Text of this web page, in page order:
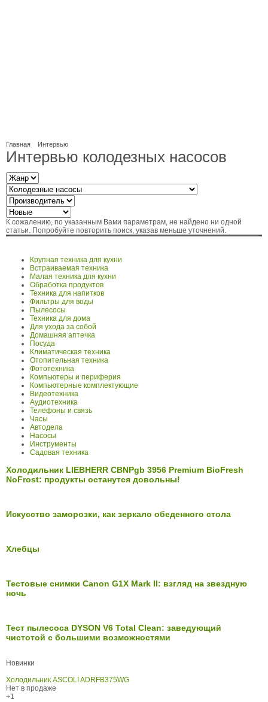
Главная Интервью
Интервью колодезных насосов
К сожалению, по указанным Вами параметрам, не найдено ни одной
статьи. Попробуйте повторить поиск, указав меньше уточнений.
Крупная техника для кухни
Встраиваемая техника
Малая техника для кухни
Обработка продуктов
Техника для напитков
Фильтры для воды
Пылесосы
Техника для дома
Для ухода за собой
Домашняя аптечка
Посуда
Климатическая техника
Отопительная техника
Фототехника
Компьютеры и периферия
Компьютерные комплектующие
Видеотехника
Аудиотехника
Телефоны и связь
Часы
Автодела
Насосы
Инструменты
Садовая техника
Холодильник LIEBHERR CBNPgb 3956 Premium BioFresh
NoFrost: продукты останутся довольны!
Искусство заморозки, как зеркало обеденного стола
Хлебцы
Тестовые снимки Canon G1X Mark II: взгляд на звездную
ночь
Тест пылесоса DYSON V6 Total Clean: заведующий
чистотой с большими возможностями
Новинки
Холодильник ASCOLI ADRFB375WG
Нет в продаже
+1